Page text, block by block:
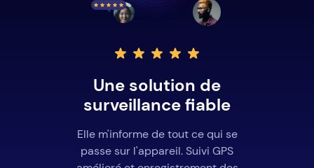
Une solution de
surveillance fiable
Elle m'informe de tout ce qui se
passe sur l'appareil. Suivi GPS